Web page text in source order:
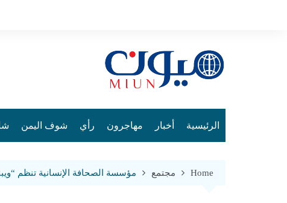
الرئيسية أخبار مهاجرون رأي شوف اليمن
Home مجتمع مؤسسة الصحافة الإنسانية تنظم